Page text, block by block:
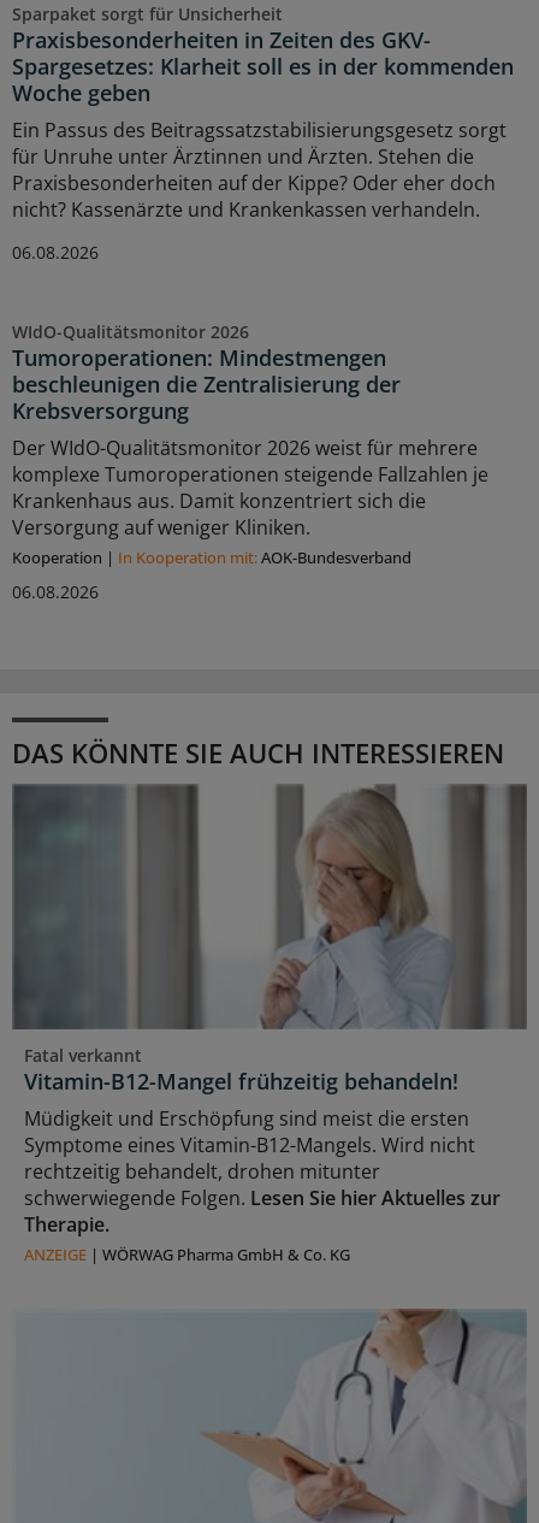
Sparpaket sorgt für Unsicherheit
Praxisbesonderheiten in Zeiten des GKV-
Spargesetzes: Klarheit soll es in der kommenden
Woche geben
Ein Passus des Beitragssatzstabilisierungsgesetz sorgt
für Unruhe unter Ärztinnen und Ärzten. Stehen die
Praxisbesonderheiten auf der Kippe? Oder eher doch
nicht? Kassenärzte und Krankenkassen verhandeln.
06.08.2026
WIdO-Qualitätsmonitor 2026
Tumoroperationen: Mindestmengen
beschleunigen die Zentralisierung der
Krebsversorgung
Der WIdO-Qualitätsmonitor 2026 weist für mehrere
komplexe Tumoroperationen steigende Fallzahlen je
Krankenhaus aus. Damit konzentriert sich die
Versorgung auf weniger Kliniken.
Kooperation | In Kooperation mit:AOK-Bundesverband
06.08.2026
DAS KÖNNTE SIE AUCH INTERESSIEREN
Fatal verkannt
Vitamin-B12-Mangel frühzeitig behandeln!
Müdigkeit und Erschöpfung sind meist die ersten
Symptome eines Vitamin-B12-Mangels. Wird nicht
rechtzeitig behandelt, drohen mitunter
schwerwiegende Folgen. Lesen Sie hier Aktuelles zur
Therapie.
ANZEIGE | WÖRWAG Pharma GmbH & Co. KG